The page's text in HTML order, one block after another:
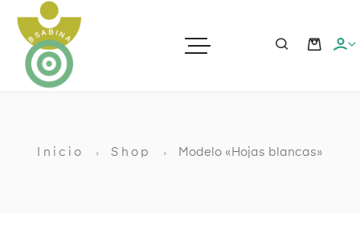
Inicio Shop Modelo «Hojas blancas»